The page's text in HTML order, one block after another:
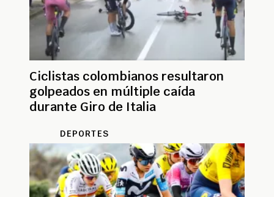
Ciclistas colombianos resultaron
golpeados en múltiple caída
durante Giro de Italia
DEPORTES